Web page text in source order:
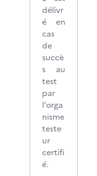
délivr
é en
cas
de
succè
s au
test
par
l'orga
nisme
teste
ur
certifi
é.